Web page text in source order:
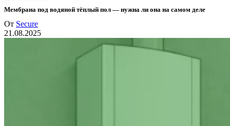
Мембрана под водяной тёплый пол — нужна ли она на самом деле
От Secure
21.08.2025